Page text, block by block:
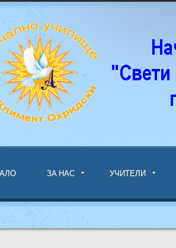
ЗА НАС УЧИТЕЛИ